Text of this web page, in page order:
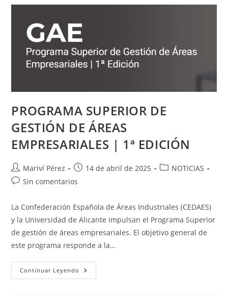
De
La
Actualización
Del
Directorio
De
Áreas
Empresariales
2025
PROGRAMA SUPERIOR DE
GESTIÓN DE ÁREAS
EMPRESARIALES | 1ª EDICIÓN
Autor
de
Mariví Pérez
Publicación
de
14 de abril de 2025
Categoría
NOTICIAS
Comentarios
la
Sin comentarios
La Confederación Española de Áreas Industriales (CEDAES)
y la Universidad de Alicante impulsan el Programa Superior
de gestión de áreas empresariales. El objetivo general de
este programa responde a la…
Continuar Leyendo PROGRAMA
SUPERIOR